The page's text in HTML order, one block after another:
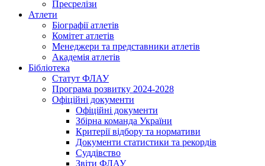
Пресрелізи
Атлети
Біографії атлетів
Комітет атлетів
Менеджери та представники атлетів
Академія атлетів
Бібліотека
Статут ФЛАУ
Програма розвитку 2024-2028
Офіційні документи
Офіційні документи
Збірна команда України
Критерії відбору та нормативи
Документи статистики та рекордів
Суддівство
Звіти ФЛАУ